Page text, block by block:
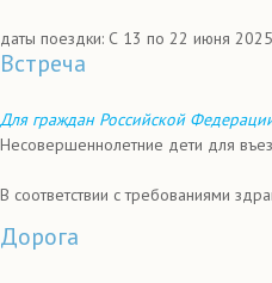
даты поездки: С 13 по 22 июня 2025
Встреча
Для граждан Российской
Несовершеннолетние дети для
В соответствии с требованиями
Дорога